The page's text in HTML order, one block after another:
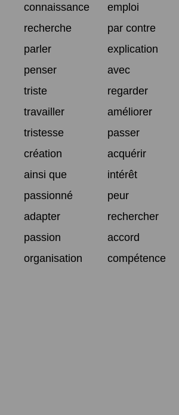
connaissance
emploi
recherche
par contre
parler
explication
penser
avec
triste
regarder
travailler
améliorer
tristesse
passer
création
acquérir
ainsi que
intérêt
passionné
peur
adapter
rechercher
passion
accord
organisation
compétence